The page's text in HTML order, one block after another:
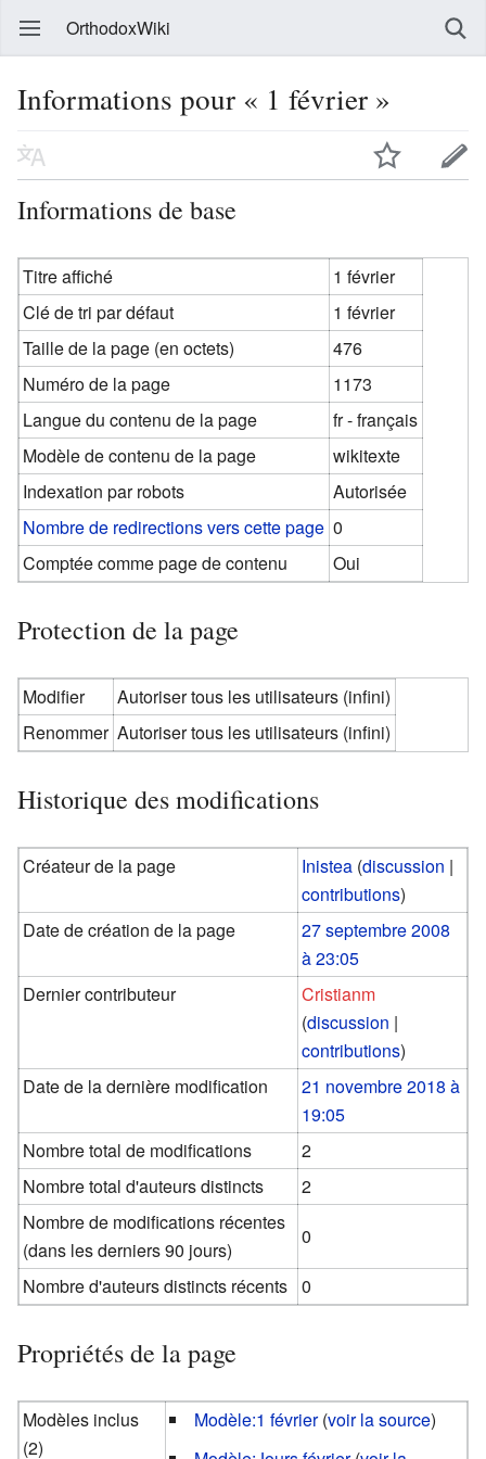
OrthodoxWiki
Informations pour « 1 février »
Informations de base
Titre affiché
1 février
Clé de tri par défaut
1 février
Taille de la page (en octets)
476
Numéro de la page
1173
Langue du contenu de la page
fr - français
Modèle de contenu de la page
wikitexte
Indexation par robots
Autorisée
Nombre de redirections vers cette page 0
Comptée comme page de contenu
Oui
Protection de la page
Modifier
Autoriser tous les utilisateurs (infini)
Renommer Autoriser tous les utilisateurs (infini)
Historique des modifications
Créateur de la page Inistea (discussion |
contributions)
Date de création de la page
27 septembre 2008
à 23:05
Dernier contributeur
Cristianm
(discussion |
contributions)
Date de la dernière modification
21 novembre 2018 à
19:05
Nombre total de modifications
2
Nombre total d'auteurs distincts
2
Nombre de modifications récentes
(dans les derniers 90 jours)
0
Nombre d'auteurs distincts récents 0
Propriétés de la page
Modèles inclus
(2)
Modèle:1 février(voir la source)